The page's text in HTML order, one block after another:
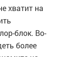
хватит на
блок. Во-
более